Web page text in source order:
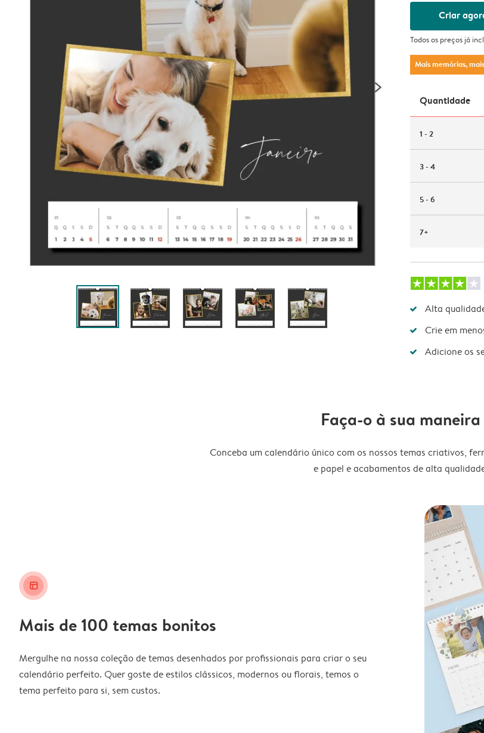
Criar
Todos os preços já
Mais memórias,
Quantidade
1 - 2
3 - 4
5 - 6
7+
Alta
Crie em
Adicione os
Faça-o à sua maneira
Conceba um calendário único com os nossos temas criativos,
e papel e acabamentos de alta
layout_alt
Mais de 100 temas bonitos
Mergulhe na nossa coleção de temas desenhados por profissionais para criar o seu
calendário perfeito. Quer goste de estilos clássicos, modernos ou florais, temos o
tema perfeito para si, sem custos.